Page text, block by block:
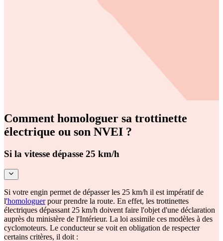
Comment homologuer sa trottinette
électrique ou son NVEI ?
Si la vitesse dépasse 25 km/h
Si votre engin permet de dépasser les 25 km/h il est impératif de
l'homologuerpour prendre la route. En effet, les trottinettes
électriques dépassant 25 km/h doivent faire l'objet d'une déclaration
auprès du ministère de l'Intérieur. La loi assimile ces modèles à des
cyclomoteurs. Le conducteur se voit en obligation de respecter
certains critères, il doit :